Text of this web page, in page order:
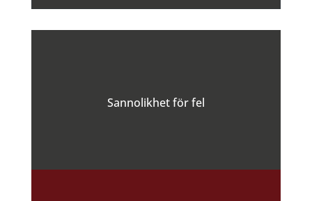
Sannolikhet för fel